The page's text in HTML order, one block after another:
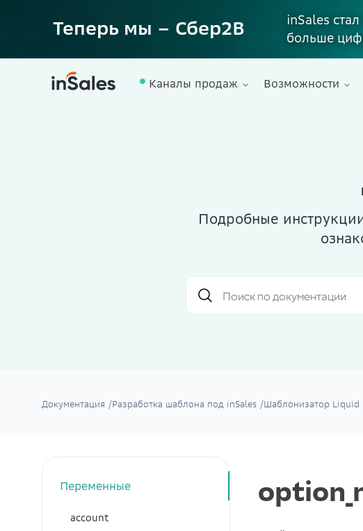
Теперь мы – Сбер2B
inSales
больше
Каналы продаж Возможности
Подробные
Документация /Разработка шаблона под inSales /Шаблонизатор Liquid
Переменные
account